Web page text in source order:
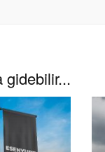
gidebilir...